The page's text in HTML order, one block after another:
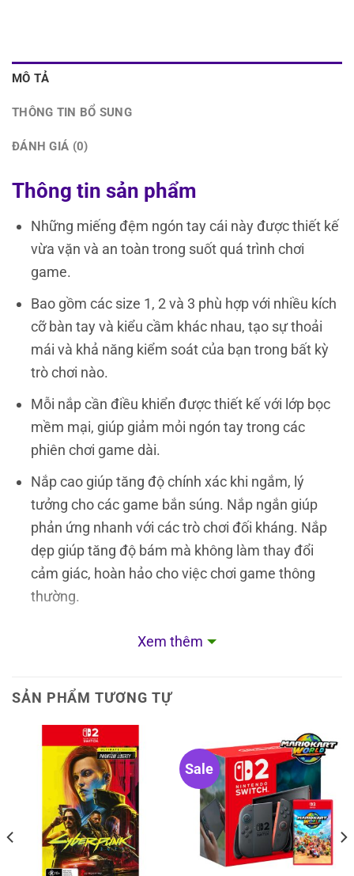
MÔ TẢ
THÔNG TIN BỔ SUNG
ĐÁNH GIÁ (0)
Thông tin sản phẩm
Những miếng đệm ngón tay cái này được thiết kế
vừa vặn và an toàn trong suốt quá trình chơi
game.
Bao gồm các size 1, 2 và 3 phù hợp với nhiều kích
cỡ bàn tay và kiểu cầm khác nhau, tạo sự thoải
mái và khả năng kiểm soát của bạn trong bất kỳ
trò chơi nào.
Mỗi nắp cần điều khiển được thiết kế với lớp bọc
mềm mại, giúp giảm mỏi ngón tay trong các
phiên chơi game dài.
Nắp cao giúp tăng độ chính xác khi ngắm, lý
tưởng cho các game bắn súng. Nắp ngắn giúp
phản ứng nhanh với các trò chơi đối kháng. Nắp
dẹp giúp tăng độ bám mà không làm thay đổi
cảm giác, hoàn hảo cho việc chơi game thông
thường.
Mua sản phẩm Bộ núm bọc Jsaux
giá tốt ở đâu?
Youtube Học Viện
Gaming:https://www.youtube.com/
Website:https://hocviengaming.vn/
Fanpage Học Viện
Gaming:https://www.facebook.com/
Group thảo
Xem thêm
SẢN PHẨM TƯƠNG TỰ
Sale